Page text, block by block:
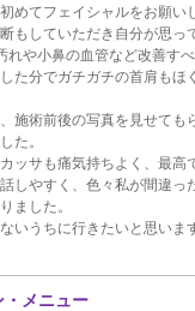
めてフェイシャルをお願い
もしていただき自分が思っ
れや小鼻の血管など改善す
た分でガチガチの首肩もほ
施術前後の写真を見せても
た。
ッサも痛気持ちよく、最高
しやすく、色々私が間違っ
ました。
いうちに行きたいと思いま
・メニュー